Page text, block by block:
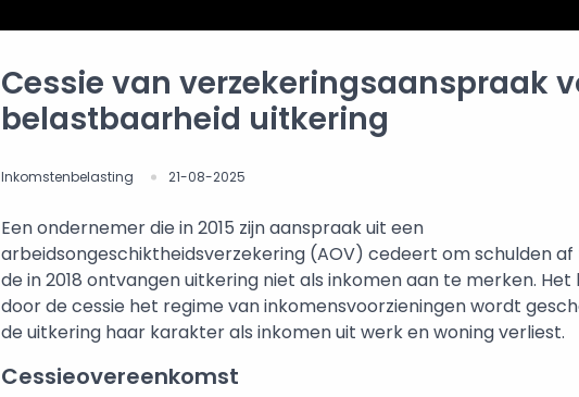
Cessie van verzekeringsaanspraak
belastbaarheid uitkering
Inkomstenbelasting 21-08-2025
Een ondernemer die in 2015 zijn aanspraak uit een
arbeidsongeschiktheidsverzekering (AOV) cedeert om schulden af
de in 2018 ontvangen uitkering niet als inkomen aan te merken.
door de cessie het regime van inkomensvoorzieningen wordt
de uitkering haar karakter als inkomen uit werk en woning verliest.
Cessieovereenkomst